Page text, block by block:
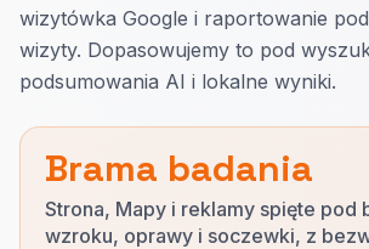
wizytówka Google i raportowanie
wizyty. Dopasowujemy to pod
podsumowania AI i lokalne wyniki.
Brama badania
Strona, Mapy i reklamy spięte pod
wzroku, oprawy i soczewki, z